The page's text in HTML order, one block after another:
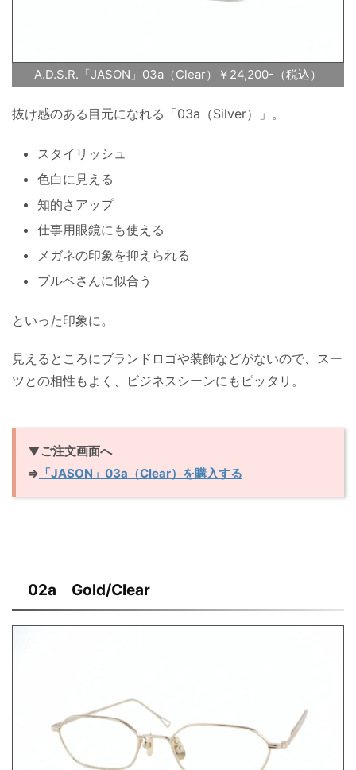
A.D.S.R.「JASON」03a（Clear）￥24,200-（税込）
抜け感のある目元になれる「03a（Silver）」。
スタイリッシュ
色白に見える
知的さアップ
仕事用眼鏡にも使える
メガネの印象を抑えられる
ブルベさんに似合う
といった印象に。
見えるところにブランドロゴや装飾などがないので、スー
ツとの相性もよく、ビジネスシーンにもピッタリ。
▼ご注文画面へ
⇒ 「JASON」03a（Clear）を購入する
02a Gold/Clear